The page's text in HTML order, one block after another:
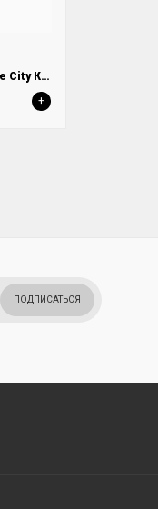
Люстра потолочная De City Клэр 463011705
+
ПОДПИСАТЬСЯ